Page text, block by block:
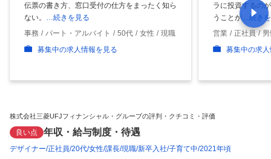
伝票の書き方、窓口受付の仕方をまったく知ら
ない。 …続きを見る
事務
パート・アルバイト 50代 女性
現職
募集中の求人情報を見る
ラに投資するの
うことが…続き
営業
正社員
募集中の求
株式会社三菱UFJフィナンシャル・グループの評判・クチコミ・評価
良い点 年収・給与制度・待遇
デザイナー 正社員 20代 女性 課長 現職 新卒入社 子育て中 2021年頃